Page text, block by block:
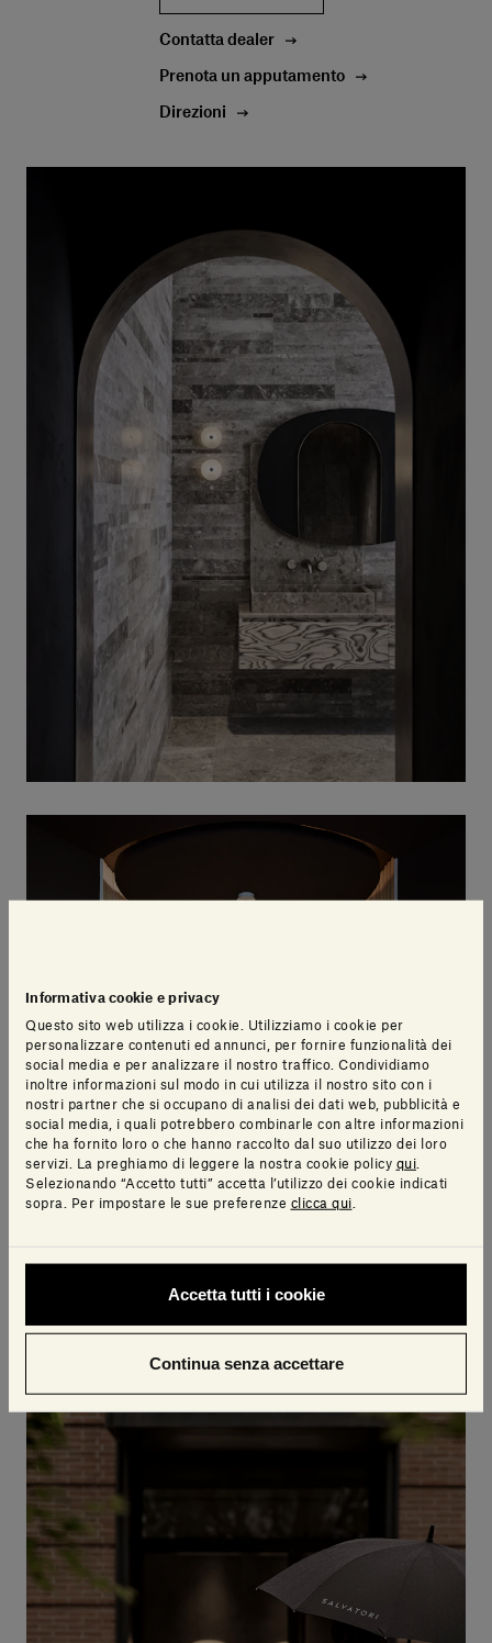
Informativa cookie e privacy
Questo sito web utilizza i cookie. Utilizziamo i cookie per
personalizzare contenuti ed annunci, per fornire funzionalità dei
social media e per analizzare il nostro traffico. Condividiamo
inoltre informazioni sul modo in cui utilizza il nostro sito con i
nostri partner che si occupano di analisi dei dati web, pubblicità e
social media, i quali potrebbero combinarle con altre informazioni
che ha fornito loro o che hanno raccolto dal suo utilizzo dei loro
servizi. La preghiamo di leggere la nostra cookie policy qui
Selezionando “Accetto tutti” accetta l’utilizzo dei cookie indicati
sopra. Per impostare le sue preferenze clicca qui
Accetta tutti i cookie
Continua senza accettare
Contatta dealer
Prenota un apputamento
Direzioni